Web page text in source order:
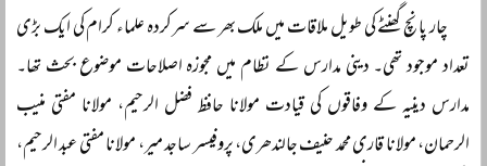
چار پانچ گھنٹے کی طویل ملاقات میں ملک بھر سے سرکردہ علماء کرام کی ایک بڑی
تعداد موجود تھی۔ دینی مدارس کے نظام میں مجوزہ اصلاحات موضوع بحث تھا۔
مدارس دینیہ کے وفاقوں کی قیادت مولانا حافظ فضل الرحیم، مولانا مفتی منیب
الرحمان، مولانا قاری محمد حنیف جالندھری، پروفیسر ساجد میر، مولانا مفتی عبد الرحیم،